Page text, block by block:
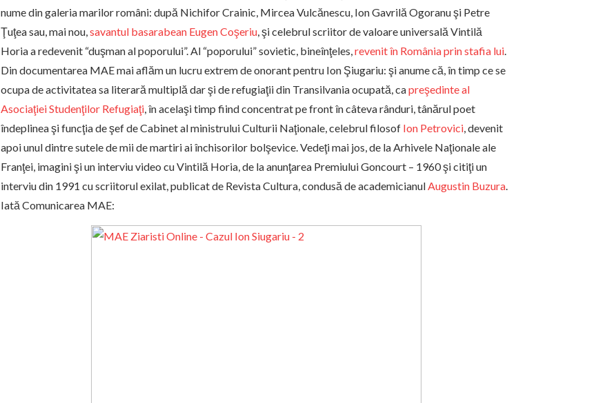
nume din galeria marilor români: după Nichifor Crainic, Mircea Vulcănescu, Ion Gavrilă Ogoranu şi Petre
Ţuţea sau, mai nou, savantul basarabean Eugen Coşeriu , şi celebrul scriitor de valoare universală Vintilă
Horia a redevenit “duşman al poporului”. Al “poporului” sovietic, bineînţeles, revenit în România prin stafia lui
Din documentarea MAE mai aflăm un lucru extrem de onorant pentru Ion Şiugariu: şi anume că, în timp ce se
ocupa de activitatea sa literară multiplă dar şi de refugiaţii din Transilvania ocupată, capreşedinte al
Asociaţiei Studenţilor Refugiaţi , în acelaşi timp fiind concentrat pe front în câteva rânduri, tânărul poet
îndeplinea şi funcţia de şef de Cabinet al ministrului Culturii Naţionale, celebrul filosof Ion Petrovici , devenit
apoi unul dintre sutele de mii de martiri ai închisorilor bolşevice. Vedeţi mai jos, de la Arhivele Naţionale ale
Franţei, imagini şi un interviu video cu Vintilă Horia, de la anunţarea Premiului Goncourt – 1960 şi citiţi un
interviu din 1991 cu scriitorul exilat, publicat de Revista Cultura, condusă de academicianul Augustin Buzura
Iată Comunicarea MAE: